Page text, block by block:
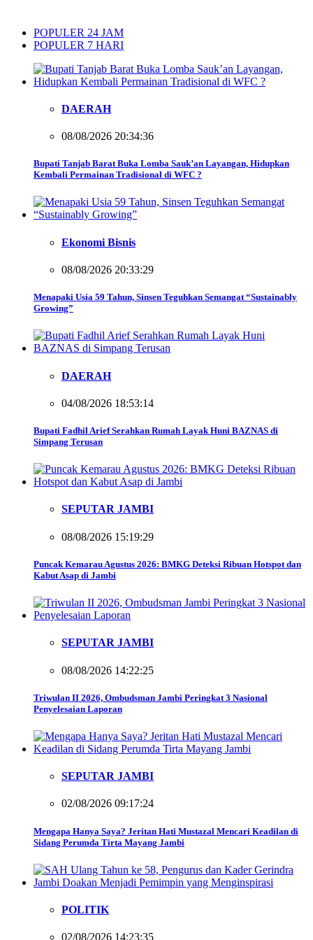
POPULER 24 JAM
POPULER 7 HARI
DAERAH
08/08/2026 20:34:36
Bupati Tanjab Barat Buka Lomba Sauk’an Layangan, Hidupkan
Kembali Permainan Tradisional di WFC ?
Ekonomi Bisnis
08/08/2026 20:33:29
Menapaki Usia 59 Tahun, Sinsen Teguhkan Semangat “Sustainably
Growing”
DAERAH
04/08/2026 18:53:14
Bupati Fadhil Arief Serahkan Rumah Layak Huni BAZNAS di
Simpang Terusan
SEPUTAR JAMBI
08/08/2026 15:19:29
Puncak Kemarau Agustus 2026: BMKG Deteksi Ribuan Hotspot dan
Kabut Asap di Jambi
SEPUTAR JAMBI
08/08/2026 14:22:25
Triwulan II 2026, Ombudsman Jambi Peringkat 3 Nasional
Penyelesaian Laporan
SEPUTAR JAMBI
02/08/2026 09:17:24
Mengapa Hanya Saya? Jeritan Hati Mustazal Mencari Keadilan di
Sidang Perumda Tirta Mayang Jambi
POLITIK
02/08/2026 14:23:35